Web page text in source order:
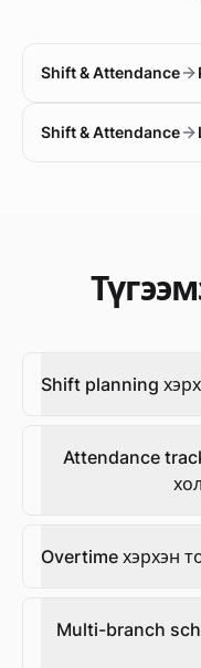
Shift & Attendance
Shift & Attendance
Shift planning
Attendance
Overtime хэрхэн
Multi-branch